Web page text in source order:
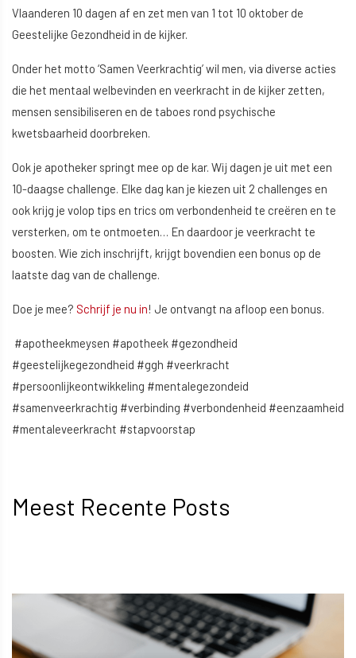
Vlaanderen 10 dagen af en zet men van 1 tot 10 oktober de
Geestelijke Gezondheid in de kijker.
Onder het motto ‘Samen Veerkrachtig’ wil men, via diverse acties
die het mentaal welbevinden en veerkracht in de kijker zetten,
mensen sensibiliseren en de taboes rond psychische
kwetsbaarheid doorbreken.
Ook je apotheker springt mee op de kar. Wij dagen je uit met een
10-daagse challenge. Elke dag kan je kiezen uit 2 challenges en
ook krijg je volop tips en trics om verbondenheid te creëren en te
versterken, om te ontmoeten… En daardoor je veerkracht te
boosten. Wie zich inschrijft, krijgt bovendien een bonus op de
laatste dag van de challenge.
Doe je mee? Schrijf je nu in! Je ontvangt na afloop een bonus.
#apotheekmeysen #apotheek #gezondheid
#geestelijkegezondheid #ggh #veerkracht
#persoonlijkeontwikkeling #mentalegezondeid
#samenveerkrachtig #verbinding #verbondenheid #eenzaamheid
#mentaleveerkracht #stapvoorstap
Meest Recente Posts